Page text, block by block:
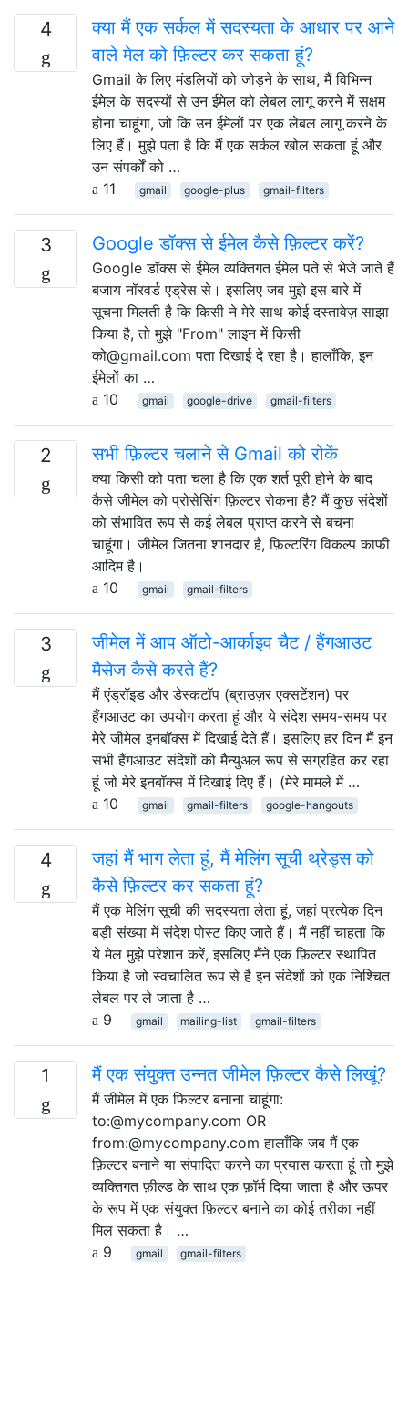
4
क्या मैं एक सर्कल में सदस्यता के आधार पर आने
वाले मेल को फ़िल्टर कर सकता हूं?
Gmail के लिए मंडलियों को जोड़ने के साथ, मैं विभिन्न
ईमेल के सदस्यों से उन ईमेल को लेबल लागू करने में सक्षम
होना चाहूंगा, जो कि उन ईमेलों पर एक लेबल लागू करने के
लिए हैं। मुझे पता है कि मैं एक सर्कल खोल सकता हूं और
उन संपर्कों को …
11
gmail google-plus gmail-filters
3 Google डॉक्स से ईमेल कैसे फ़िल्टर करें?
Google डॉक्स से ईमेल व्यक्तिगत ईमेल पते से भेजे जाते हैं
बजाय नॉरवर्ड एड्रेस से। इसलिए जब मुझे इस बारे में
सूचना मिलती है कि किसी ने मेरे साथ कोई दस्तावेज़ साझा
किया है, तो मुझे "From" लाइन में किसी
को@gmail.com पता दिखाई दे रहा है। हालाँकि, इन
ईमेलों का …
10
gmail google-drive gmail-filters
2 सभी फ़िल्टर चलाने से Gmail को रोकें
क्या किसी को पता चला है कि एक शर्त पूरी होने के बाद
कैसे जीमेल को प्रोसेसिंग फ़िल्टर रोकना है? मैं कुछ संदेशों
को संभावित रूप से कई लेबल प्राप्त करने से बचना
चाहूंगा। जीमेल जितना शानदार है, फ़िल्टरिंग विकल्प काफी
आदिम है।
10
gmail gmail-filters
3
जीमेल में आप ऑटो-आर्काइव चैट / हैंगआउट
मैसेज कैसे करते हैं?
मैं एंड्रॉइड और डेस्कटॉप (ब्राउज़र एक्सटेंशन) पर
हैंगआउट का उपयोग करता हूं और ये संदेश समय-समय पर
मेरे जीमेल इनबॉक्स में दिखाई देते हैं। इसलिए हर दिन मैं इन
सभी हैंगआउट संदेशों को मैन्युअल रूप से संग्रहित कर रहा
हूं जो मेरे इनबॉक्स में दिखाई दिए हैं। (मेरे मामले में …
10
gmail gmail-filters google-hangouts
4
जहां मैं भाग लेता हूं, मैं मेलिंग सूची थ्रेड्स को
कैसे फ़िल्टर कर सकता हूं?
मैं एक मेलिंग सूची की सदस्यता लेता हूं, जहां प्रत्येक दिन
बड़ी संख्या में संदेश पोस्ट किए जाते हैं। मैं नहीं चाहता कि
ये मेल मुझे परेशान करें, इसलिए मैंने एक फ़िल्टर स्थापित
किया है जो स्वचालित रूप से है इन संदेशों को एक निश्चित
लेबल पर ले जाता है …
9
gmail mailing-list gmail-filters
1 मैं एक संयुक्त उन्नत जीमेल फ़िल्टर कैसे लिखूं?
मैं जीमेल में एक फिल्टर बनाना चाहूंगा:
to:@mycompany.com OR
from:@mycompany.com हालाँकि जब मैं एक
फ़िल्टर बनाने या संपादित करने का प्रयास करता हूं तो मुझे
व्यक्तिगत फ़ील्ड के साथ एक फ़ॉर्म दिया जाता है और ऊपर
के रूप में एक संयुक्त फ़िल्टर बनाने का कोई तरीका नहीं
मिल सकता है। …
9
gmail gmail-filters